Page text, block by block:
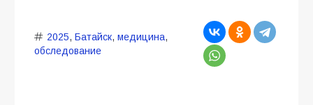
2025, Батайск, медицина,
обследование